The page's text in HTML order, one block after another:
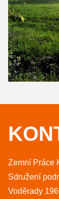
Zemní Práce
Sdružení
Voděrady 196